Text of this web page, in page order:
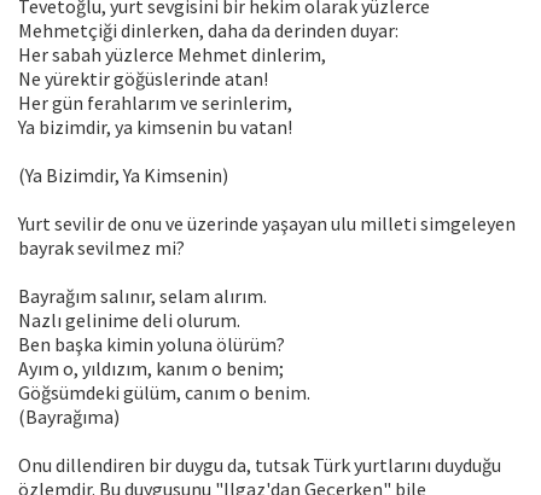
Tevetoğlu, yurt sevgisini bir hekim olarak yüzlerce
Mehmetçiği dinlerken, daha da derinden duyar:
Her sabah yüzlerce Mehmet dinlerim,
Ne yürektir göğüslerinde atan!
Her gün ferahlarım ve serinlerim,
Ya bizimdir, ya kimsenin bu vatan!
(Ya Bizimdir, Ya Kimsenin)
Yurt sevilir de onu ve üzerinde yaşayan ulu milleti simgeleyen
bayrak sevilmez mi?
Bayrağım salınır, selam alırım.
Nazlı gelinime deli olurum.
Ben başka kimin yoluna ölürüm?
Ayım o, yıldızım, kanım o benim;
Göğsümdeki gülüm, canım o benim.
(Bayrağıma)
Onu dillendiren bir duygu da, tutsak Türk yurtlarını duyduğu
özlemdir. Bu duygusunu "Ilgaz'dan Geçerken" bile